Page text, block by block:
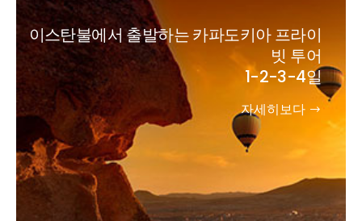
이스탄불에서 출발하는 카파도키아 프라이
빗 투어
1-2-3-4일
자세히보다